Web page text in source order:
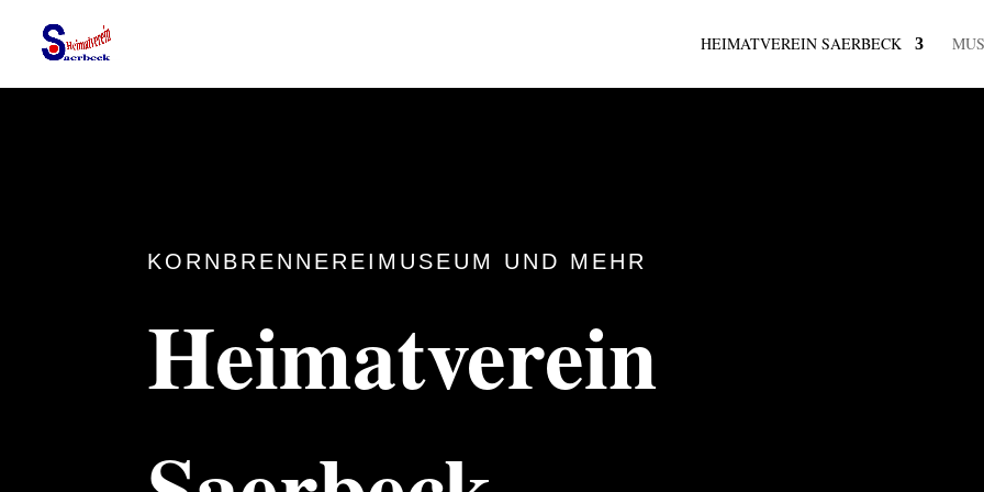
HEIMATVEREIN SAERBECK
KORNBRENNEREIMUSEUM UND MEHR
Heimatverein